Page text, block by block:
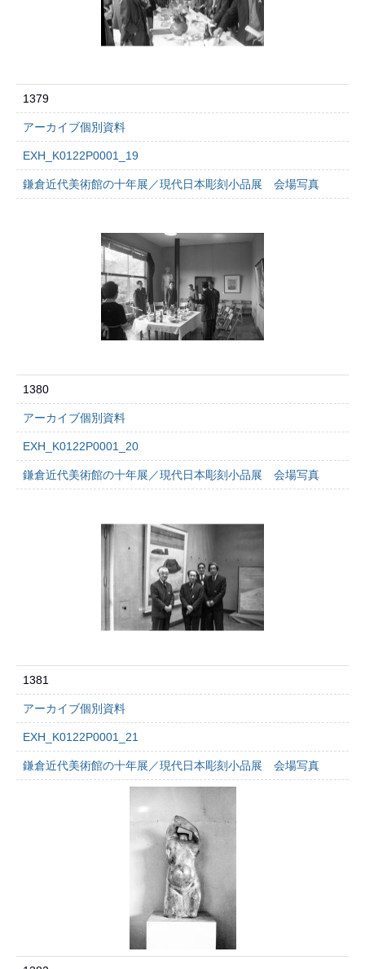
1379
アーカイブ個別資料
EXH_K0122P0001_19
鎌倉近代美術館の十年展／現代日本彫刻小品展 会場写真
1380
アーカイブ個別資料
EXH_K0122P0001_20
鎌倉近代美術館の十年展／現代日本彫刻小品展 会場写真
1381
アーカイブ個別資料
EXH_K0122P0001_21
鎌倉近代美術館の十年展／現代日本彫刻小品展 会場写真